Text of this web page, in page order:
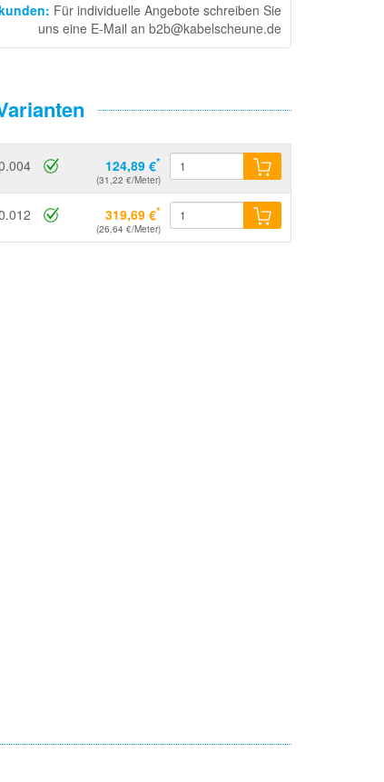
: Für individuelle Angebote schreiben Sie
uns eine E-Mail an b2b@kabelscheune.de
124,89 €*
(31,22 €/Meter)
319,69 €*
(26,64 €/Meter)